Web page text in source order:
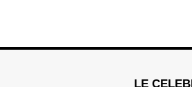
LE